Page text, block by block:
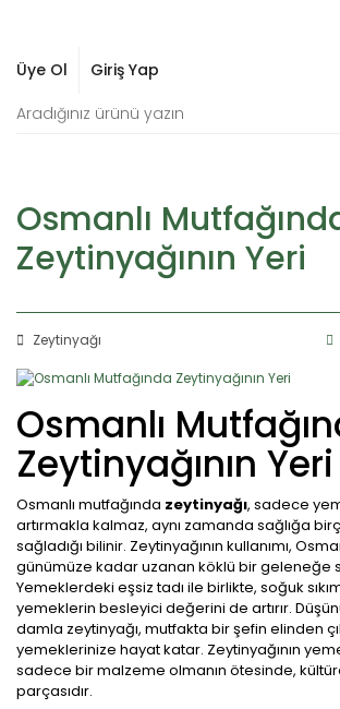
Üye Ol Giriş Yap
Osmanlı
Zeytinyağının Yeri
Zeytinyağı
Osmanlı
Zeytinyağının Yeri
Osmanlı mutfağında zeytinyağı, sadece
artırmakla kalmaz, aynı zamanda sağlığa
sağladığı bilinir. Zeytinyağının kullanımı,
günümüze kadar uzanan köklü bir geleneğe
Yemeklerdeki eşsiz tadı ile birlikte, soğuk
yemeklerin besleyici değerini de artırır.
damla zeytinyağı, mutfakta bir şefin elinden
yemeklerinize hayat katar. Zeytinyağının
sadece bir malzeme olmanın ötesinde,
parçasıdır.